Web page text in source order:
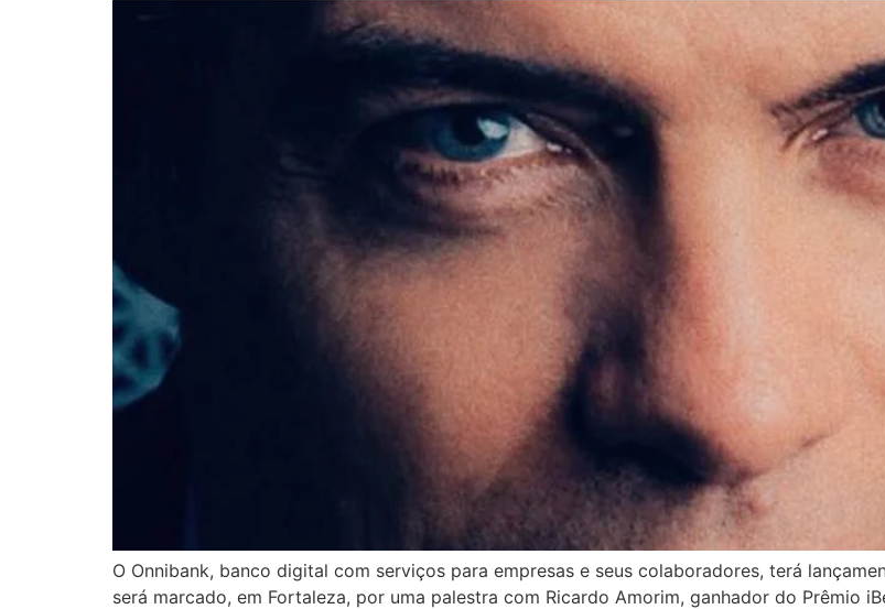
O Onnibank, banco digital com serviços para empresas e seus colaboradores, terá
será marcado, em Fortaleza, por uma palestra com Ricardo Amorim, ganhador do Prêmio